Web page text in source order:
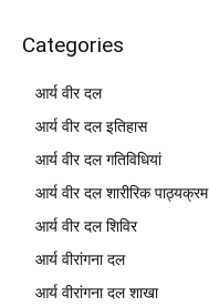
Categories
आर्य वीर दल
आर्य वीर दल इतिहास
आर्य वीर दल गतिविधियां
आर्य वीर दल शारीरिक पाठ्यक्रम
आर्य वीर दल शिविर
आर्य वीरांगना दल
आर्य वीरांगना दल शाखा